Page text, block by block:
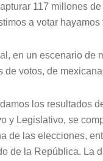
117 millones
a votar
en un escenario de
de votos, de
los resultados
y Legislativo, se
de las elecciones,
de la República. La